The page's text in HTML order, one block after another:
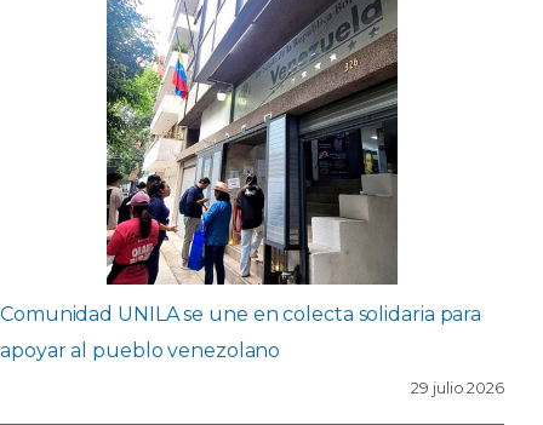
Comunidad UNILA se une en colecta solidaria para
apoyar al pueblo venezolano
29 julio 2026